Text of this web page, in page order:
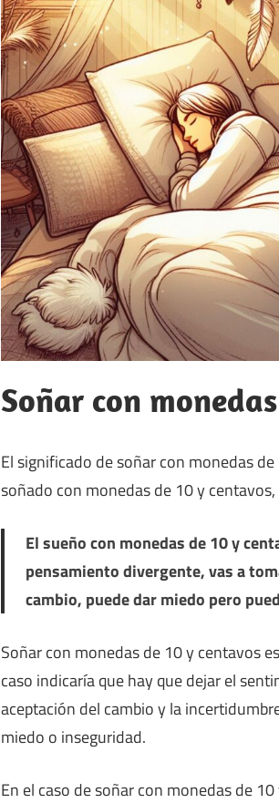
Soñar con
El significado de soñar con monedas
soñado con monedas de 10 y
El sueño con monedas de 10 y
pensamiento divergente, vas a
cambio, puede dar miedo pero
Soñar con monedas de 10 y centavos
caso indicaría que hay que dejar el
aceptación del cambio y la
miedo o inseguridad.
En el caso de soñar con monedas de